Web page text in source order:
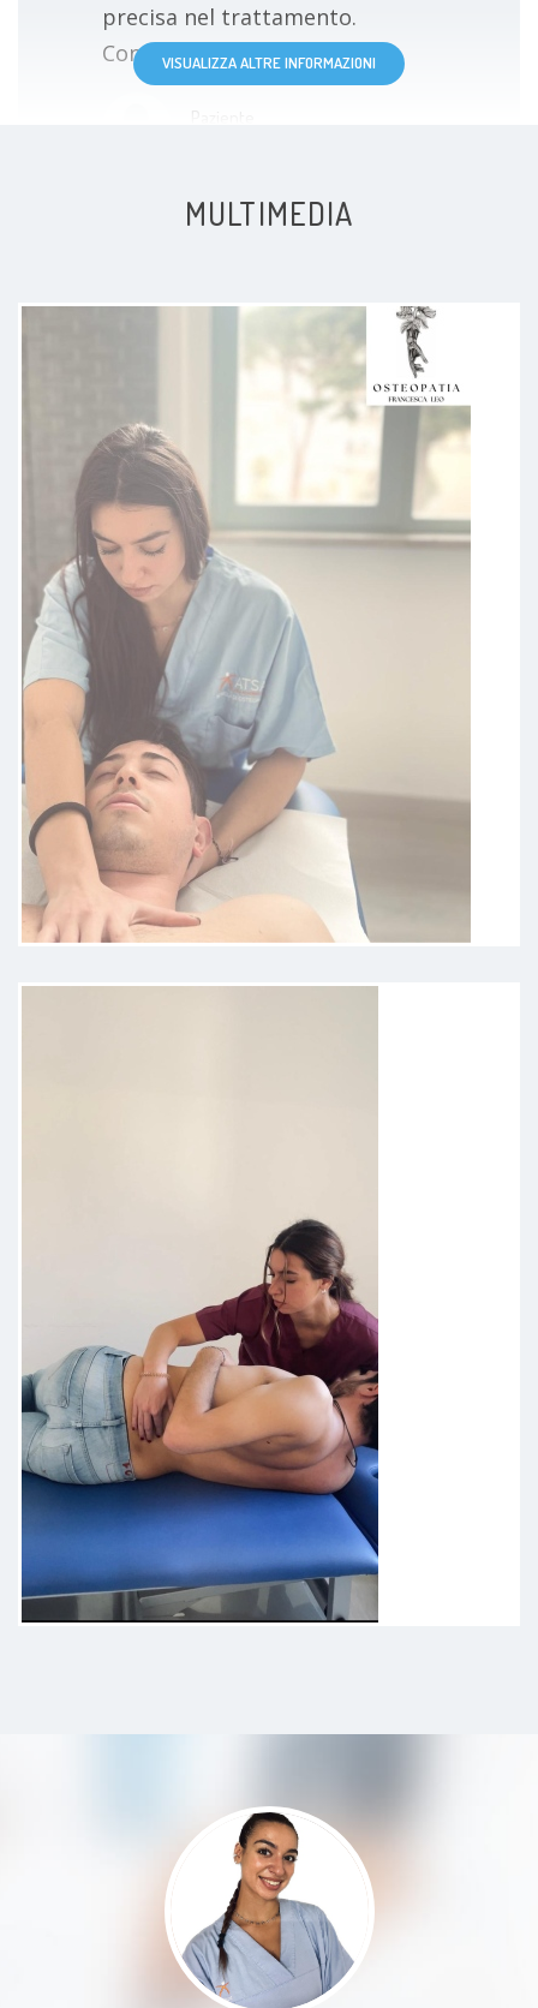
precisa nel trattamento.
Consigliatissima!"
Competente, empatica, sportiva,
professionale. Ero bloccato da mesi
e non pensavo di poter stare
meglio dopo una sola seduta
eppure mi sono dovuto ricredere.
Consigliatissima.
Paziente
Francesca è molto professionale,
precisa e dettaglia con passione
tutto ciò che le viene chiesto (si
sono un curioso rompiscatole). Mi
sono rivolto a lei per una forte
della spalla unita a problemi al
lei mi sento rigenerato! Grazie
Paziente
Soffro di cefalea tensiva da molto
tempo e le ho provate tutte tra
farmaci, sport e fisioterapia. Con
Francesca finalmente ho trovato
mi sento molto meno tesa. Super
Paziente
VISUALIZZA ALTRE INFORMAZIONI
MULTIMEDIA